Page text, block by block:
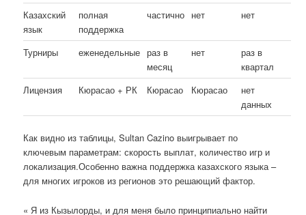
Казахский
язык
полная
поддержка
частично нет нет
Турниры еженедельные раз в
месяц
нет
раз в
квартал
Лицензия
Кюрасао + РК Кюрасао Кюрасао
нет
данных
Как видно из таблицы, Sultan Cazino выигрывает по
ключевым параметрам: скорость выплат, количество игр и
локализация.Особенно важна поддержка казахского языка –
для многих игроков из регионов это решающий фактор.
« Я из Кызылорды, и для меня было принципиально найти